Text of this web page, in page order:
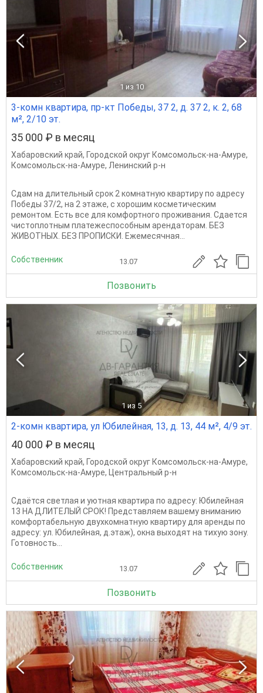
1 из 10
3-комн квартира, пр-кт Победы, 37 2, д. 37 2, к. 2, 68
м², 2/10 эт.
35 000 ₽ в месяц
Хабаровский край, Городской округ Комсомольск-на-Амуре,
Комсомольск-на-Амуре, Ленинский р-н
Сдам на длительный срок 2 комнатную квартиру по адресу
Победы 37/2, на 2 этаже, с хорошим косметическим
ремонтом. Есть все для комфортного проживания. Сдается
чистоплотным платежеспособным арендаторам. БЕЗ
ЖИВОТНЫХ. БЕЗ ПРОПИСКИ. Ежемесячная...
Собственник 13.07
Позвонить
1 из 5
2-комн квартира, ул Юбилейная, 13, д. 13, 44 м², 4/9 эт.
40 000 ₽ в месяц
Хабаровский край, Городской округ Комсомольск-на-Амуре,
Комсомольск-на-Амуре, Центральный р-н
Сдаётся светлая и уютная квартира по адресу: Юбилейная
13 НА ДЛИТЕЛЫЙ СРОК! Представляем вашему вниманию
комфортабельную двухкомнатную квартиру для аренды по
адресу: ул. Юбилейная, д.этаж), окна выходят на тихую зону.
Готовность...
Собственник 13.07
Позвонить